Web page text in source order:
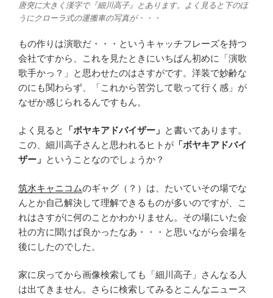
唐突に大きく漢字で『細川高子』とあります。よく見ると下のほ
うにクローラ式の運搬車の写真が・・・
もの作りは演歌だ・・・というキャッチフレーズを持つ
会社ですから、これを見たときにいちばん初めに「演歌
歌手かっ？」と思わせたのはさすがです。洋装で妙齢な
のにも関わらず、「これから苦労して歌って行く感」が
なぜか感じられるんですもん。
よく見ると 「ボヤキアドバイザー」 と書いてあります。
この、細川高子さんと思われるヒトが 「ボヤキアドバイ
ザー」 ということなのでしょうか？
筑水キャニコムのギャグ（？）は、たいていその場でな
んとか自己解決して理解できるものが多いのですが、こ
れはさすがに何のことかわかりません。その場にいた会
社の方に聞けば良かったなあ・・・と思いながら会場を
後にしたのでした。
家に戻ってから画像検索しても「細川高子」さんなる人
は出てきません。さらに検索してみるとこんなニュース